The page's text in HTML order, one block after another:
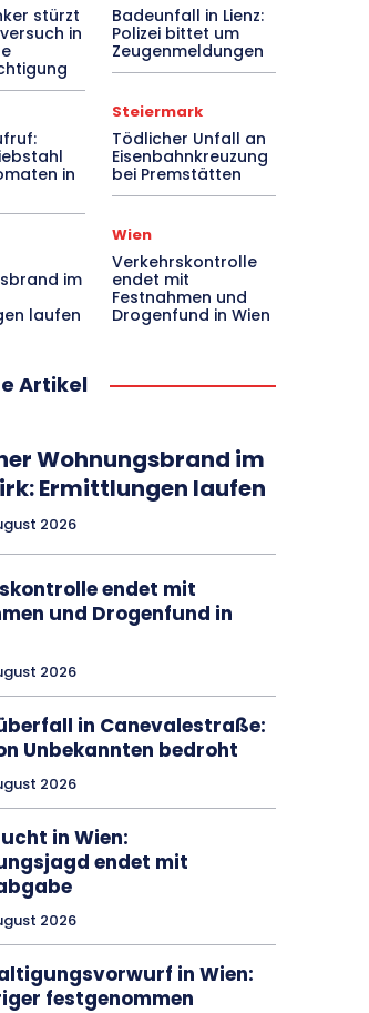
stürzt
in
Badeunfall in Lienz:
Polizei bittet um
Zeugenmeldungen
in
Steiermark
Tödlicher Unfall an
Eisenbahnkreuzung
bei Premstätten
im
laufen
Wien
Verkehrskontrolle
endet mit
Festnahmen und
Drogenfund in Wien
Artikel
Wohnungsbrand im
Ermittlungen laufen
2026
endet mit
und Drogenfund in
2026
in Canevalestraße:
Unbekannten bedroht
2026
in Wien:
endet mit
2026
in Wien:
festgenommen